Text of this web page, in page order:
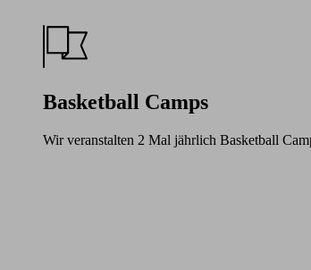
Basketball Camps
Wir veranstalten 2 Mal jährlich Basketball